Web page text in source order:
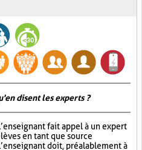
disent les experts ?
fait appel à un expert
en tant que source
doit, préalablement à